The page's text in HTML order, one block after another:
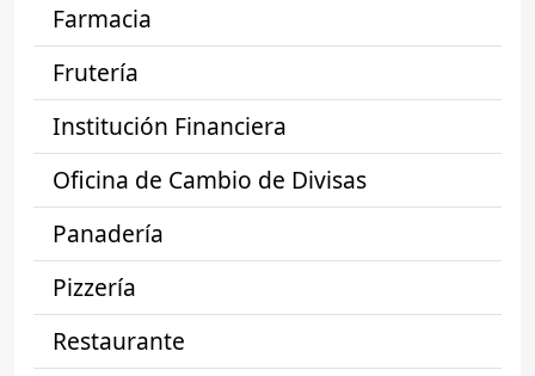
Farmacia
Frutería
Institución Financiera
Oficina de Cambio de Divisas
Panadería
Pizzería
Restaurante